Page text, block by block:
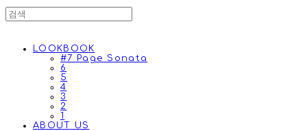
LOOKBOOK
#7 Page Sonata
6
5
4
3
2
1
ABOUT US